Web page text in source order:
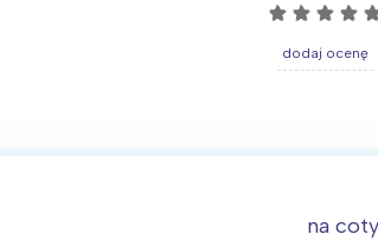
☆ ☆ ☆ ☆
dodaj ocenę
na